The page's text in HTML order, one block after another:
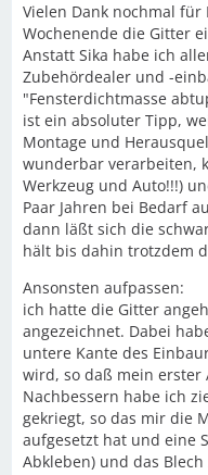
Vielen Dank nochmal für
Wochenende die Gitter
Anstatt Sika habe ich
Zubehördealer und -
"Fensterdichtmasse
ist ein absoluter Tipp,
Montage und
wunderbar verarbeiten,
Werkzeug und Auto!!!)
Paar Jahren bei Bedarf
dann läßt sich die
hält bis dahin trotzdem
Ansonsten aufpassen:
ich hatte die Gitter
angezeichnet. Dabei
untere Kante des
wird, so daß mein erster
Nachbessern habe ich
gekriegt, so das mir die
aufgesetzt hat und eine
Abkleben) und das